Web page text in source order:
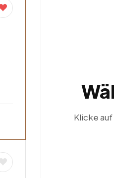
Klicke